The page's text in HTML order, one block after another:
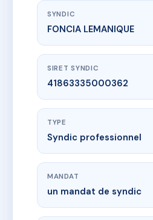
SYNDIC
FONCIA LEMANIQUE
SIRET SYNDIC
41863335000362
TYPE
Syndic professionnel
MANDAT
un mandat de syndic